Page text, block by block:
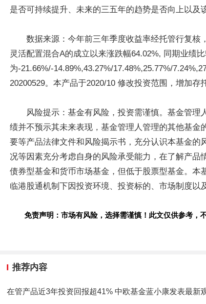
是否可持续提升、未来的三五年的趋势是否向上以及
数据来源：今年前三年季度收益率经托管行复
灵活配置混合A的成立以来涨跌幅64.02%, 同期业绩
为-21.66%/-14.89%,43.27%/17.48%,25.77%/
20200529。本产品于2020/10 修改投资范围，增加存
风险提示：基金有风险，投资需谨慎。基金管
绩并不预示其未来表现，基金管理人管理的其他基
要等产品法律文件和风险揭示书，充分认识本基金
况等因素充分考虑自身的风险承受能力，在了解产
债券型基金和货币市场基金，但低于股票型基金。
临港股通机制下因投资环境、投资标的、市场制度以
免责声明：市场有风险，选择需谨慎！此文仅供参考，
推荐内容
在管产品近3年投资回报超41% 中欧基金蓝小康发表最新